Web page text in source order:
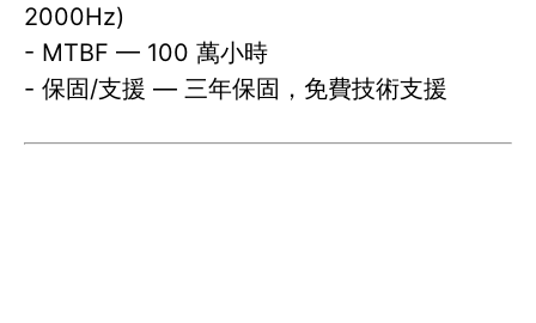
2000Hz)
- MTBF — 100 萬小時
- 保固/支援 — 三年保固，免費技術支援